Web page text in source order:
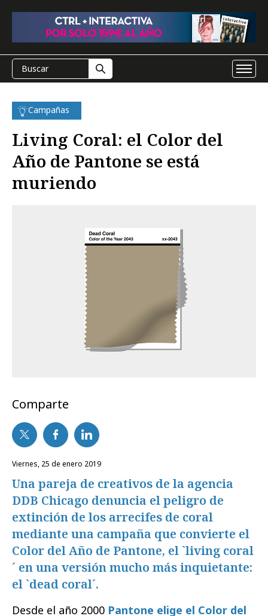
Campañas
Living Coral: el Color del
Año de Pantone se está
muriendo
Comparte
viernes, 25 de enero 2019
Una pareja de creativos de la agencia
DDB Chicago denuncia el peligro de
extinción de los arrecifes de coral
mediante una campaña que convierte el
Color del Año de Pantone, el `living coral
´ en una versión mucho más inquietante:
el `dead coral´.
Desde el año 2000 Pantone elige el Color del